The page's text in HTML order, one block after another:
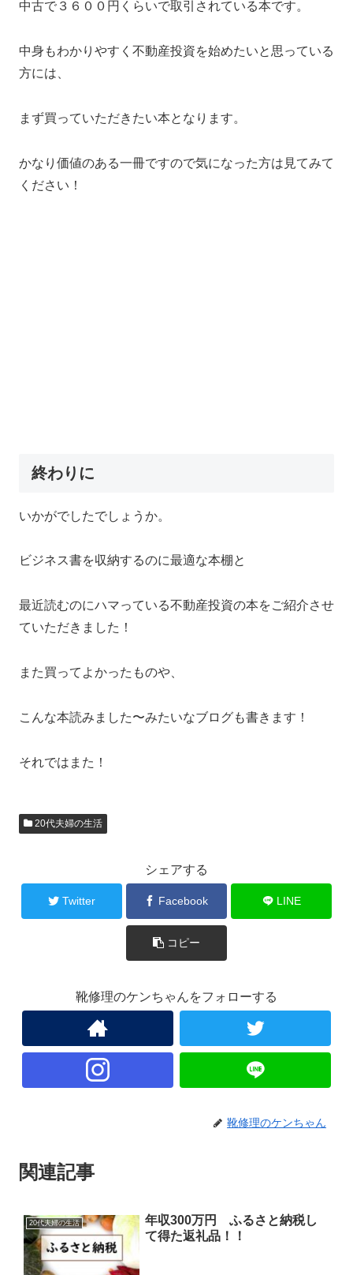
中古で３６００円くらいで取引されている本です。
中身もわかりやすく不動産投資を始めたいと思っている
方には、
まず買っていただきたい本となります。
かなり価値のある一冊ですので気になった方は見てみて
ください！
終わりに
いかがでしたでしょうか。
ビジネス書を収納するのに最適な本棚と
最近読むのにハマっている不動産投資の本をご紹介させ
ていただきました！
また買ってよかったものや、
こんな本読みました〜みたいなブログも書きます！
それではまた！
20代夫婦の生活
シェアする
Twitter Facebook LINE
コピー
靴修理のケンちゃんをフォローする
靴修理のケンちゃん
関連記事
20代夫婦の生活
年収300万円 ふるさと納税し
て得た返礼品！！